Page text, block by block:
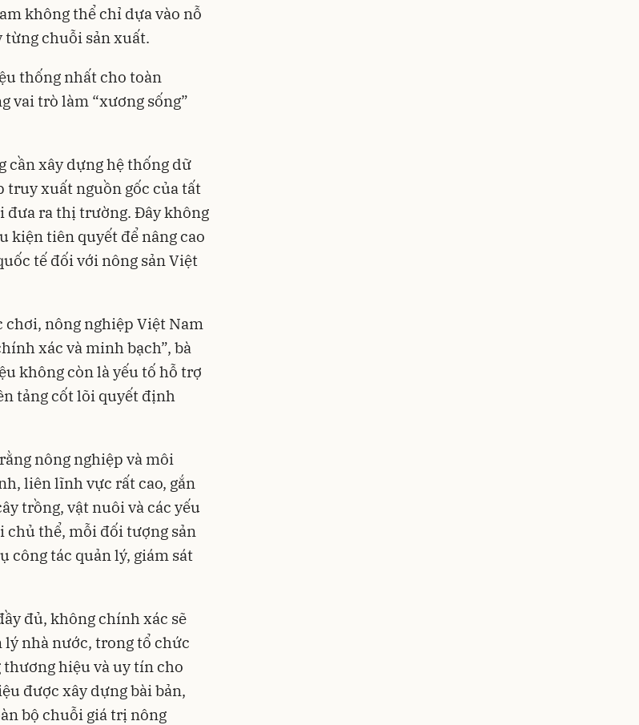
không thể chỉ dựa vào nỗ
chuỗi sản xuất.
thống nhất cho toàn
vai trò làm “xương sống”
cần xây dựng hệ thống dữ
truy xuất nguồn gốc của tất
đưa ra thị trường. Đây không
kiện tiên quyết để nâng cao
tế đối với nông sản Việt
nông nghiệp Việt Nam
xác và minh bạch”, bà
không còn là yếu tố hỗ trợ
tảng cốt lõi quyết định
nông nghiệp và môi
liên lĩnh vực rất cao, gắn
trồng, vật nuôi và các yếu
thể, mỗi đối tượng sản
công tác quản lý, giám sát
đủ, không chính xác sẽ
nhà nước, trong tổ chức
hiệu và uy tín cho
được xây dựng bài bản,
bộ chuỗi giá trị nông